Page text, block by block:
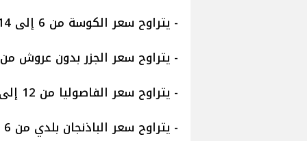
- يتراوح سعر الكوسة من 6 إلى 14 جنيها
- يتراوح سعر الجزر بدون عروش من 20 إلى 30
- يتراوح سعر الفاصوليا من 12 إلى 22 جنيها
- يتراوح سعر الباذنجان بلدي من 6 إلى 9 جنيهات